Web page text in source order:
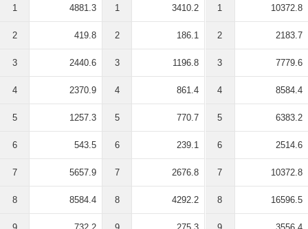
1 4881.3
2 419.8
3 2440.6
4 2370.9
5 1257.3
6 543.5
7 5657.9
8 8584.4
1 3410.2
2 186.1
3 1196.8
4 861.4
5 770.7
6 239.1
7 2676.8
8 4292.2
1 10372.8
2 2183.7
3 7779.6
4 8584.4
5 6383.2
6 2514.6
7 10372.8
8 16596.5